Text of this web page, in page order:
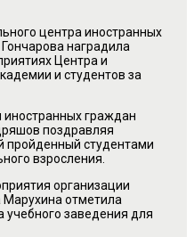
центра иностранных
наградила
Центра и
и студентов за
иностранных граждан
поздравляя
пройденный студентами
взросления.
организации
отметила
заведения для